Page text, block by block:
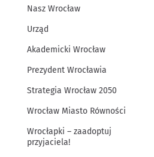
Nasz Wrocław
Urząd
Akademicki Wrocław
Prezydent Wrocławia
Strategia Wrocław 2050
Wrocław Miasto Równości
Wrocłapki – zaadoptuj
przyjaciela!